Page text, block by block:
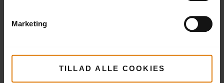
Marketing
TILLAD ALLE COOKIES